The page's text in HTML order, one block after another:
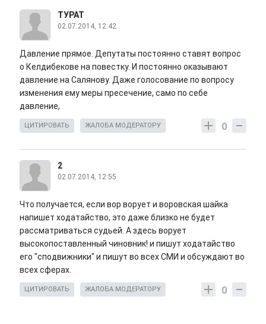
ТУРАТ
02.07.2014, 12:42
Давление прямое. Депутаты постоянно ставят вопрос
о Келдибекове на повестку. И постоянно оказывают
давление на Салянову. Даже голосование по вопросу
изменения ему меры пресечение, само по себе
давление,
0
ЦИТИРОВАТЬ ЖАЛОБА МОДЕРАТОРУ
2
02.07.2014, 12:55
Что получается, если вор ворует и воровская шайка
напишет ходатайство, это даже близко не будет
рассматриваться судьей. А здесь ворует
высокопоставленный чиновник! и пишут ходатайство
его "сподвижники" и пишут во всех СМИ и обсуждают во
всех сферах.
0
ЦИТИРОВАТЬ ЖАЛОБА МОДЕРАТОРУ